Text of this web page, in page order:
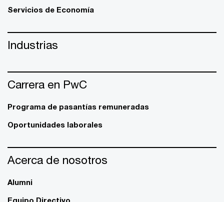
Servicios de Economía
Industrias
Carrera en PwC
Programa de pasantías remuneradas
Oportunidades laborales
Acerca de nosotros
Alumni
Equipo Directivo